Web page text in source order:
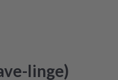
linge)